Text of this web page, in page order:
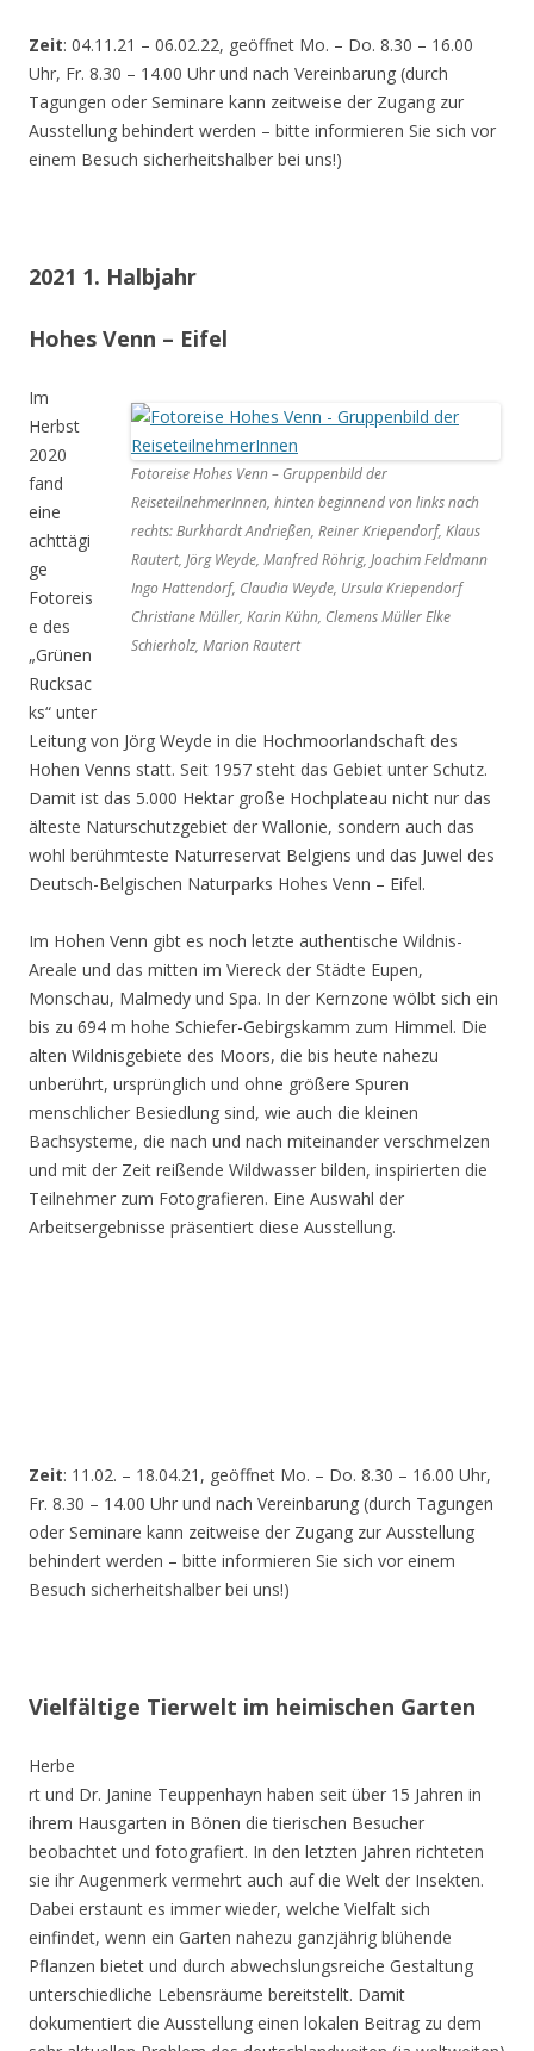
Zeit: 04.11.21 – 06.02.22, geöffnet Mo. – Do. 8.30 – 16.00
Uhr, Fr. 8.30 – 14.00 Uhr und nach Vereinbarung (durch
Tagungen oder Seminare kann zeitweise der Zugang zur
Ausstellung behindert werden – bitte informieren Sie sich vor
einem Besuch sicherheitshalber bei uns!)
2021 1. Halbjahr
Hohes Venn – Eifel
Fotoreise Hohes Venn – Gruppenbild der
ReiseteilnehmerInnen, hinten beginnend von links nach
rechts: Burkhardt Andrießen, Reiner Kriependorf, Klaus
Rautert, Jörg Weyde, Manfred Röhrig, Joachim Feldmann
Ingo Hattendorf, Claudia Weyde, Ursula Kriependorf
Christiane Müller, Karin Kühn, Clemens Müller Elke
Schierholz, Marion Rautert
Im
Herbst
2020
fand
eine
achttägi
ge
Fotoreis
e des
„Grünen
Rucksac
ks“ unter
Leitung von Jörg Weyde in die Hochmoorlandschaft des
Hohen Venns statt. Seit 1957 steht das Gebiet unter Schutz.
Damit ist das 5.000 Hektar große Hochplateau nicht nur das
älteste Naturschutzgebiet der Wallonie, sondern auch das
wohl berühmteste Naturreservat Belgiens und das Juwel des
Deutsch-Belgischen Naturparks Hohes Venn – Eifel.
Im Hohen Venn gibt es noch letzte authentische Wildnis-
Areale und das mitten im Viereck der Städte Eupen,
Monschau, Malmedy und Spa. In der Kernzone wölbt sich ein
bis zu 694 m hohe Schiefer-Gebirgskamm zum Himmel. Die
alten Wildnisgebiete des Moors, die bis heute nahezu
unberührt, ursprünglich und ohne größere Spuren
menschlicher Besiedlung sind, wie auch die kleinen
Bachsysteme, die nach und nach miteinander verschmelzen
und mit der Zeit reißende Wildwasser bilden, inspirierten die
Teilnehmer zum Fotografieren. Eine Auswahl der
Arbeitsergebnisse präsentiert diese Ausstellung.
Zeit: 11.02. – 18.04.21, geöffnet Mo. – Do. 8.30 – 16.00 Uhr,
Fr. 8.30 – 14.00 Uhr und nach Vereinbarung (durch Tagungen
oder Seminare kann zeitweise der Zugang zur Ausstellung
behindert werden – bitte informieren Sie sich vor einem
Besuch sicherheitshalber bei uns!)
Vielfältige Tierwelt im heimischen Garten
Herbe
rt und Dr. Janine Teuppenhayn haben seit über 15 Jahren in
ihrem Hausgarten in Bönen die tierischen Besucher
beobachtet und fotografiert. In den letzten Jahren richteten
sie ihr Augenmerk vermehrt auch auf die Welt der Insekten.
Dabei erstaunt es immer wieder, welche Vielfalt sich
einfindet, wenn ein Garten nahezu ganzjährig blühende
Pflanzen bietet und durch abwechslungsreiche Gestaltung
unterschiedliche Lebensräume bereitstellt. Damit
dokumentiert die Ausstellung einen lokalen Beitrag zu dem